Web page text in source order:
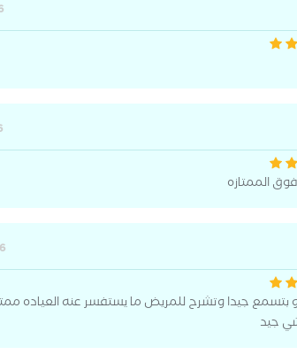
الممتازه
بتسمع جيدا وتشرح للمريض ما يستفسر عنه العياده
جيد